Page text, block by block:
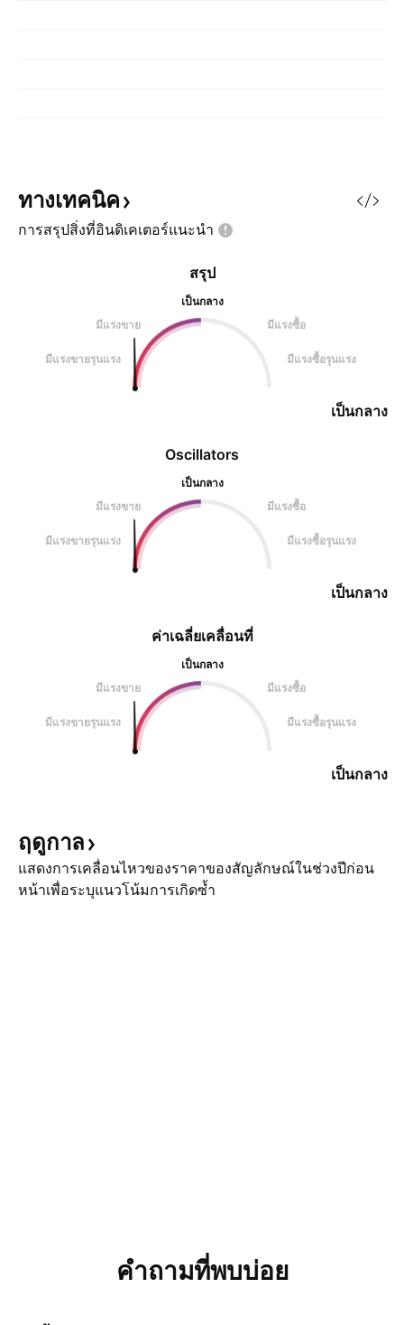
ทางเทคนิค
การสรุปสิ่งที่อินดิเคเตอร์แนะนำ
Oscillators
เป็นกลาง
มีแรงขาย
มีแรงซื้อ
มีแรงขายรุนแรง มีแรงซื้อรุนแรง
เป็นกลาง
สรุป
เป็นกลาง
มีแรงขาย
มีแรงซื้อ
มีแรงขายรุนแรง มีแรงซื้อรุนแรง
เป็นกลาง
ค่าเฉลี่ยเคลื่อนที่
เป็นกลาง
มีแรงขาย
มีแรงซื้อ
มีแรงขายรุนแรง มีแรงซื้อรุนแรง
เป็นกลาง
ฤดูกาล
แสดงการเคลื่อนไหวของราคาของสัญลักษณ์ในช่วงปีก่อน
หน้าเพื่อระบุแนวโน้มการเกิดซ้ำ
คำถามที่พบบ่อย